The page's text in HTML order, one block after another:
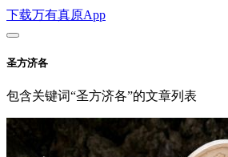
下载万有真原App
圣方济各
包含关键词“圣方济各”的文章列表